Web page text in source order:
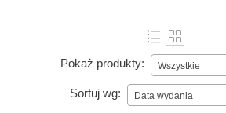
Pokaż produkty: Wszystkie
Sortuj wg: Data wydania